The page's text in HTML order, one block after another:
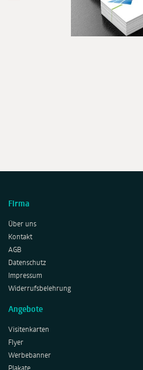
Firma
Über uns
Kontakt
AGB
Datenschutz
Impressum
Widerrufsbelehrung
Angebote
Visitenkarten
Flyer
Werbebanner